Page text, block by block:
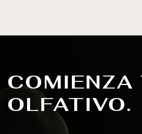
OLFATIVO.